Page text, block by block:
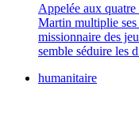
Appelée aux
Martin multiplie
missionnaire des
semble séduire les
humanitaire